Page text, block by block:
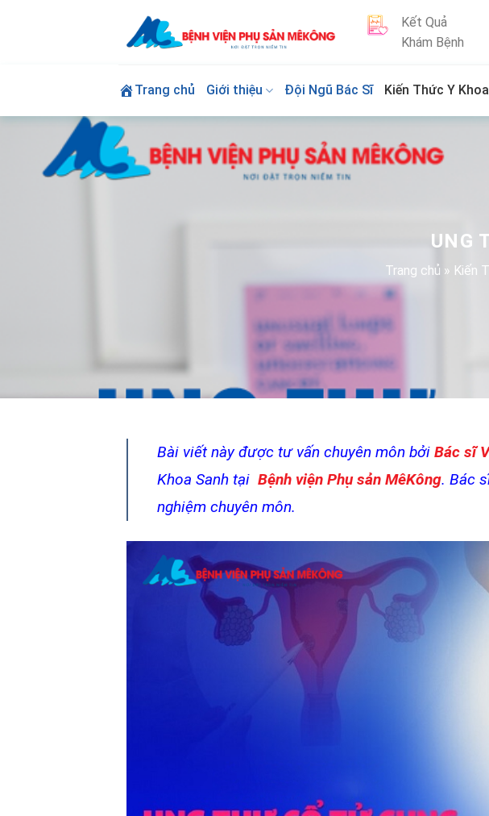
Kết Quả
Khám Bệnh
Trang chủ Giới thiệu Đội Ngũ Bác Sĩ Kiến Thức Y Khoa
UNG
Trang chủ » Kiến
Bài viết này được tư vấn chuyên môn bởi Bác sĩ
Khoa Sanh tại Bệnh viện Phụ sản MêKông. Bác
nghiệm chuyên môn.